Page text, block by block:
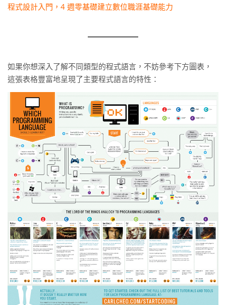
程式設計入門，4 週零基礎建立數位職涯基礎能力
如果你想深入了解不同類型的程式語言，不妨參考下方圖表，
這張表格豐富地呈現了主要程式語言的特性：